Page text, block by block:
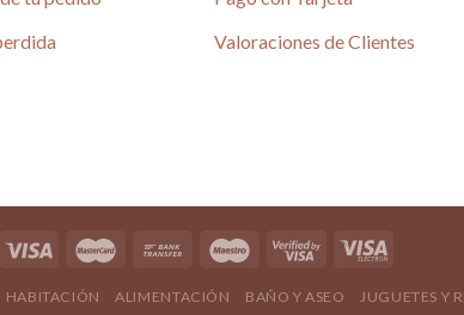
Valoraciones de Clientes
HABITACIÓN ALIMENTACIÓN BAÑO Y ASEO JUGUETES Y